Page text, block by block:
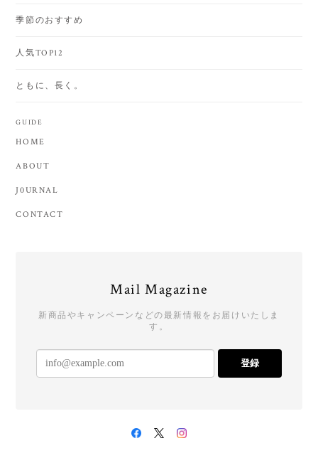
季節のおすすめ
人気TOP12
ともに、長く。
GUIDE
HOME
ABOUT
J0URNAL
CONTACT
Mail Magazine
新商品やキャンペーンなどの最新情報をお届けいたしま
す。
登録